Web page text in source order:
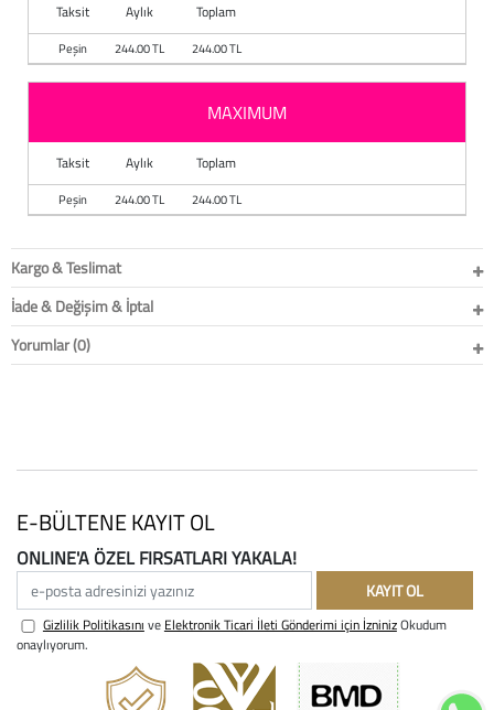
Taksit Aylık Toplam
Peşin 244.00 TL 244.00 TL
MAXIMUM
Taksit Aylık Toplam
Peşin 244.00 TL 244.00 TL
Kargo & Teslimat
İade & Değişim & İptal
Yorumlar (0)
E-BÜLTENE KAYIT OL
ONLINE'A ÖZEL FIRSATLARI YAKALA!
e-posta adresinizi yazınız
KAYIT OL
Gizlilik Politikasını ve Elektronik Ticari İleti Gönderimi için İzninizOkudum
onaylıyorum.